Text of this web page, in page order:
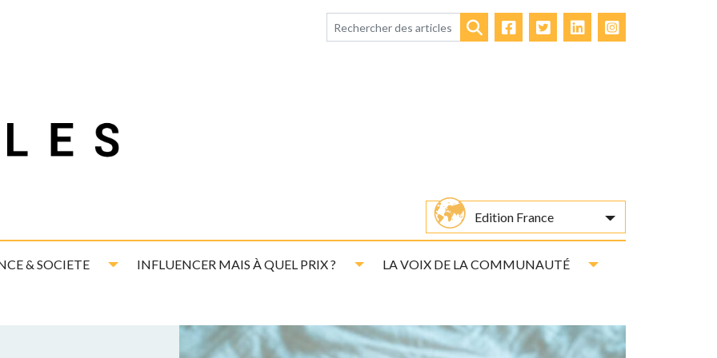
& SOCIETE Toggle Dropdown
INFLUENCER MAIS À QUEL PRIX ? Toggle Dropdown
LA VOIX DE LA COMMUNAUTÉ Toggle Dropdown
FacebookTwitterLinkedIn
Edition France